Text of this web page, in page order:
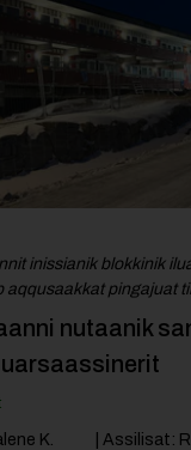
inissianik blokkinik
aqqusaakkat pingajuat
nutaanik
K.
| Assilisat: